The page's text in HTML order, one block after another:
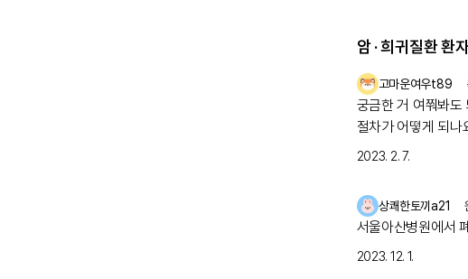
기 위한 검사가 일
강직인간 증
치료 / 관리 강직인
가지 주요 범주로
사용됩니다. 증상
줄이는 데 중점을
GABA 효과를 촉
자에게 1차 증상
바클로펜도 효과적
렌과 티자니딘이
되는 발작 및 정신
항체를 줄이거나
글로불린(IVIG)은
암 · 희귀질환 환
고마운여우t89
궁금한 거 여쭤봐도
절차가 어떻게 되나
자 검사했는데 돌연
2023. 2. 7.
상쾌한토끼a21
서울아산병원에서
2023. 12. 1.